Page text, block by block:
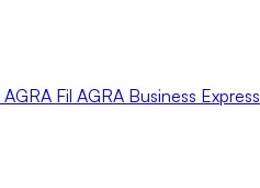
AGRA Fil AGRA Business Express